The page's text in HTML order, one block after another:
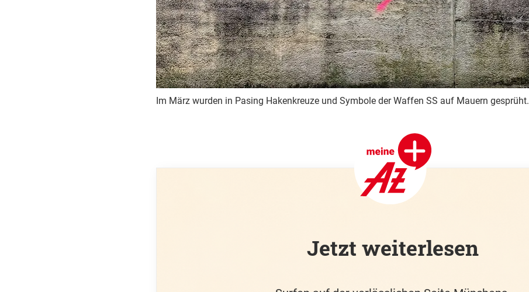
Im März wurden in Pasing Hakenkreuze und Symbole der Waffen SS auf Mauern gesprüht.
Jetzt weiterlesen